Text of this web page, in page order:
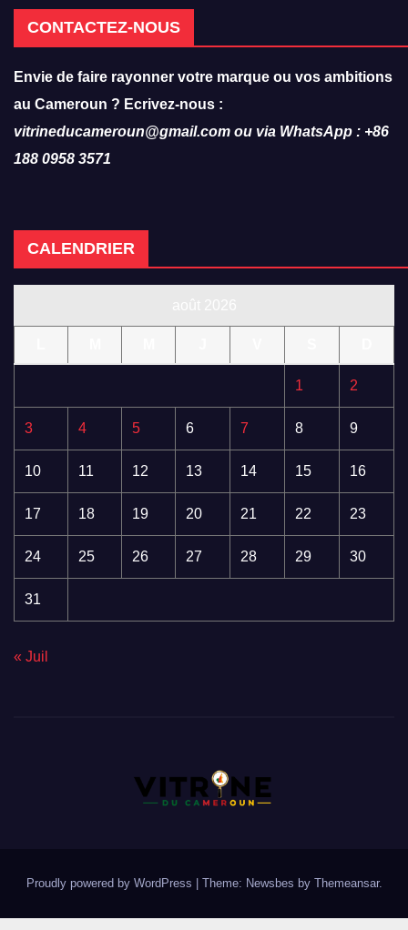
CONTACTEZ-NOUS
Envie de faire rayonner votre marque ou vos ambitions
au Cameroun ? Ecrivez-nous :
vitrineducameroun@gmail.com ou via WhatsApp : +86
188 0958 3571
CALENDRIER
1 2
3 4 5 6 7 8 9
10 11 12 13 14 15 16
17 18 19 20 21 22 23
24 25 26 27 28 29 30
31
« Juil
Proudly powered by WordPress Theme: Newsbes by Themeansar.